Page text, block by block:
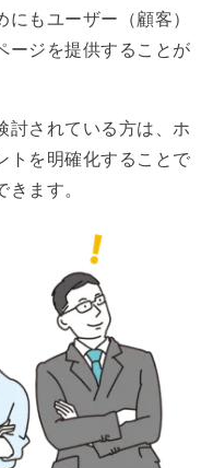
もユーザー（顧客）
ージを提供することが
討されている方は、ホ
トを明確化することで
ます。